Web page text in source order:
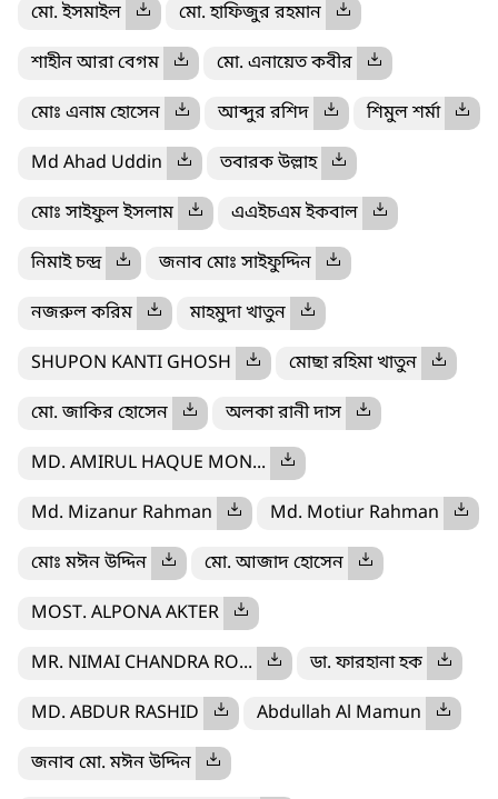
মো. ইসমাইল মো. হাফিজুর রহমান
শাহীন আরা বেগম মো. এনায়েত কবীর
মোঃ এনাম হোসেন আব্দুর রশিদ শিমুল শর্মা
Md Ahad Uddin তবারক উল্লাহ
মোঃ সাইফুল ইসলাম এএইচএম ইকবাল
নিমাই চন্দ্র জনাব মোঃ সাইফুদ্দিন
নজরুল করিম মাহমুদা খাতুন
SHUPON KANTI GHOSH মোছা রহিমা খাতুন
মো. জাকির হোসেন অলকা রানী দাস
MD. AMIRUL HAQUE MON...
Md. Mizanur Rahman Md. Motiur Rahman
মোঃ মঈন উদ্দিন মো. আজাদ হোসেন
MOST. ALPONA AKTER
MR. NIMAI CHANDRA RO... ডা. ফারহানা হক
MD. ABDUR RASHID Abdullah Al Mamun
জনাব মো. মঈন উদ্দিন